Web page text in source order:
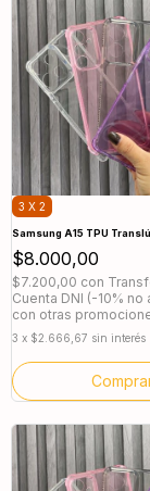
3 X 2
Samsung A15 TPU
$8.000,00
$7.200,00 con
Cuenta DNI (-10% no
con otras
3 x $2.666,67 sin interés